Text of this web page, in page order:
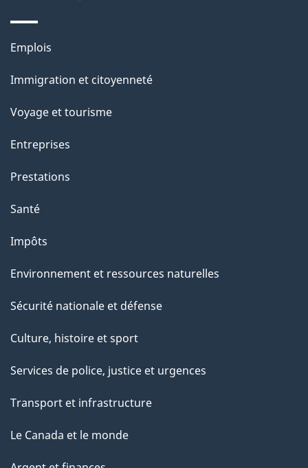
Thèmes
sujets
Emplois
Immigration et citoyenneté
Voyage et tourisme
Entreprises
Prestations
Santé
Impôts
Environnement et ressources naturelles
Sécurité nationale et défense
Culture, histoire et sport
Services de police, justice et urgences
Transport et infrastructure
Le Canada et le monde